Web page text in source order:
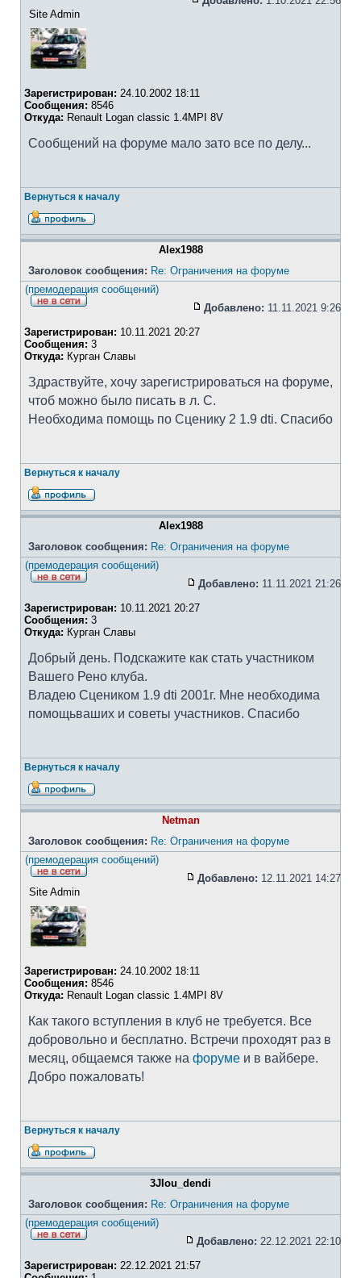
Site Admin
Зарегистрирован: 24.10.2002 18:11
Сообщения: 8546
Откуда: Renault Logan classic 1.4MPI 8V
Сообщений на форуме мало зато все по делу...
Вернуться к началу
Alex1988
Заголовок сообщения: Re: Ограничения на форуме
(премодерация сообщений)
Добавлено: 11.11.2021 9:26
Зарегистрирован: 10.11.2021 20:27
Сообщения: 3
Откуда: Курган Славы
Здраствуйте, хочу зарегистрироваться на форуме,
чтоб можно было писать в л. С.
Необходима помощь по Сценику 2 1.9 dti. Спасибо
Вернуться к началу
Alex1988
Заголовок сообщения: Re: Ограничения на форуме
(премодерация сообщений)
Добавлено: 11.11.2021 21:26
Зарегистрирован: 10.11.2021 20:27
Сообщения: 3
Откуда: Курган Славы
Добрый день. Подскажите как стать участником
Вашего Рено клуба.
Владею Сцеником 1.9 dti 2001г. Мне необходима
помощьваших и советы участников. Спасибо
Вернуться к началу
Netman
Заголовок сообщения: Re: Ограничения на форуме
(премодерация сообщений)
Добавлено: 12.11.2021 14:27
Site Admin
Зарегистрирован: 24.10.2002 18:11
Сообщения: 8546
Откуда: Renault Logan classic 1.4MPI 8V
Как такого вступления в клуб не требуется. Все
добровольно и бесплатно. Встречи проходят раз в
месяц, общаемся также на форуме и в вайбере.
Добро пожаловать!
Вернуться к началу
3JIou_dendi
Заголовок сообщения: Re: Ограничения на форуме
(премодерация сообщений)
Добавлено: 22.12.2021 22:10
Зарегистрирован: 22.12.2021 21:57